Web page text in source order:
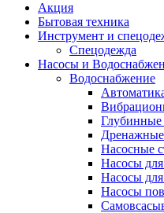
Акция
Бытовая техника
Инструмент и
Спецодежда
Насосы и
Водоснабжение
Глубинные
Насосные
Насосы
Насосы
Насосы